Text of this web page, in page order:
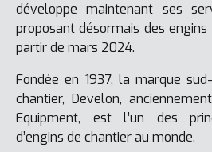
développe maintenant ses
proposant désormais des
partir de mars 2024.
Fondée en 1937, la marque
chantier, Develon,
Equipment, est l’un des
d’engins de chantier au monde.